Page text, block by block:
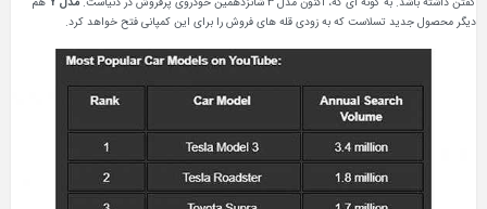
دیگر محصول جدید تسلاست که به زودی قله های فروش را برای این کمپانی فتح خواهد کرد.